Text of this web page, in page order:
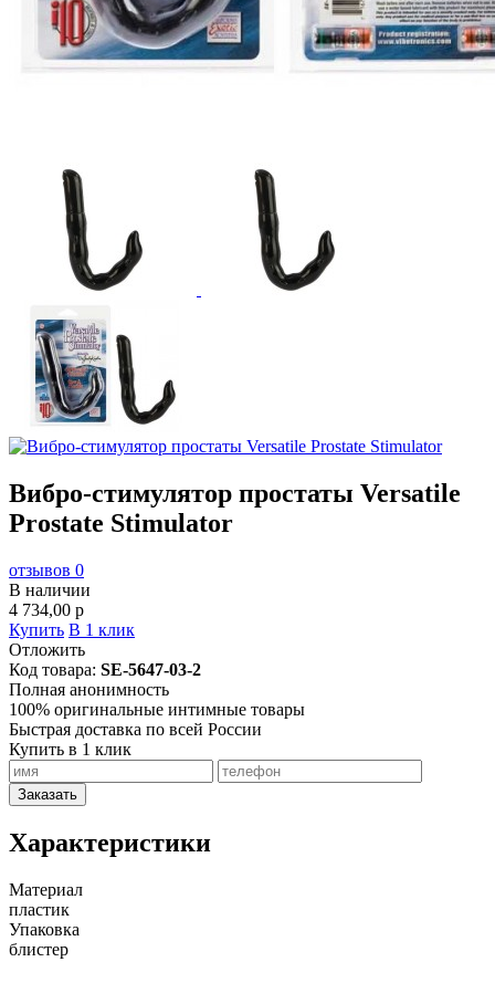
Вибро-стимулятор простаты Versatile
Prostate Stimulator
отзывов 0
В наличии
4 734,00 p
Купить В 1 клик
Отложить
Код товара: SE-5647-03-2
Полная анонимность
100% оригинальные интимные товары
Быстрая доставка по всей России
Купить в 1 клик
Заказать
Характеристики
Материал
пластик
Упаковка
блистер